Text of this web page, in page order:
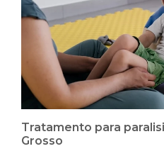
Tratamento para
Grosso